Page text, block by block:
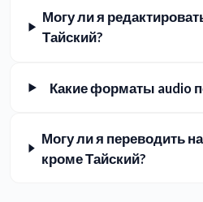
Могу ли я
Тайский?
Какие форматы audio
Могу ли я переводить
кроме Тайский?